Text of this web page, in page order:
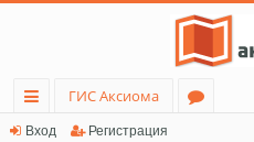
с
ГИС Аксиома
Вход Регистрация